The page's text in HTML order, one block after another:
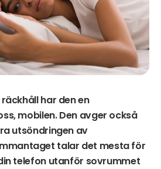
har den en
mobilen. Den avger också
utsöndringen av
talar det mesta för
telefon utanför sovrummet